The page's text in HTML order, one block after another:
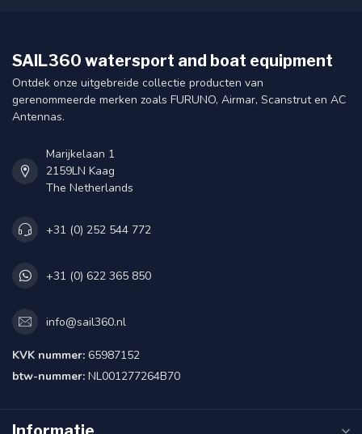
SAIL360 watersport and boat equipment
Ontdek onze uitgebreide collectie producten van
gerenommeerde merken zoals FURUNO, Airmar, Scanstrut en AC
Antennas.
Marijkelaan 1
2159LN Kaag
The Netherlands
+31 (0) 252 544 772
+31 (0) 622 365 850
info@sail360.nl
KVK nummer: 65987152
btw-nummer: NL001277264B70